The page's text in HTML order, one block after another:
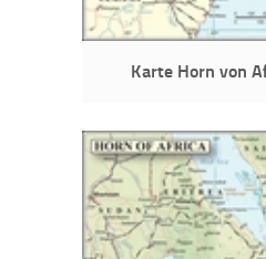
Karte Horn von